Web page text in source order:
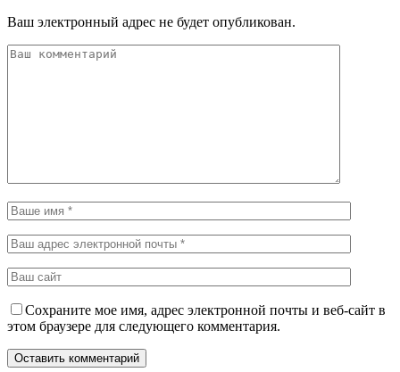
Ваш электронный адрес не будет опубликован.
Сохраните мое имя, адрес электронной почты и веб-сайт в
этом браузере для следующего комментария.